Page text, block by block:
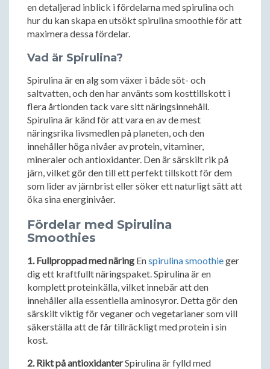
en detaljerad inblick i fördelarna med spirulina och
hur du kan skapa en utsökt spirulina smoothie för att
maximera dessa fördelar.
Vad är Spirulina?
Spirulina är en alg som växer i både söt- och
saltvatten, och den har använts som kosttillskott i
flera årtionden tack vare sitt näringsinnehåll.
Spirulina är känd för att vara en av de mest
näringsrika livsmedlen på planeten, och den
innehåller höga nivåer av protein, vitaminer,
mineraler och antioxidanter. Den är särskilt rik på
järn, vilket gör den till ett perfekt tillskott för dem
som lider av järnbrist eller söker ett naturligt sätt att
öka sina energinivåer.
Fördelar med Spirulina
Smoothies
1. Fullproppad med näring Enspirulina smoothieger
dig ett kraftfullt näringspaket. Spirulina är en
komplett proteinkälla, vilket innebär att den
innehåller alla essentiella aminosyror. Detta gör den
särskilt viktig för veganer och vegetarianer som vill
säkerställa att de får tillräckligt med protein i sin
kost.
2. Rikt på antioxidanterSpirulina är fylld med